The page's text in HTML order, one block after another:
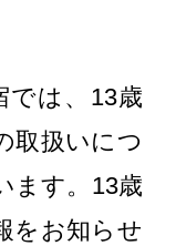
では、13歳
取扱いにつ
ます。13歳
をお知らせ